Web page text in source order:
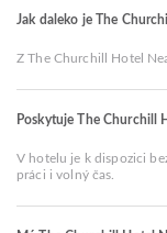
Jak daleko je The
Z The Churchill Hotel
Poskytuje The Churchill
V hotelu je k dispozici
práci i volný čas.